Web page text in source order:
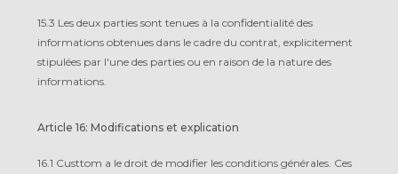
15.3 Les deux parties sont tenues à la confidentialité des
informations obtenues dans le cadre du contrat, explicitement
stipulées par l'une des parties ou en raison de la nature des
informations.
Article 16: Modifications et explication
16.1 Custtom a le droit de modifier les conditions générales. Ces